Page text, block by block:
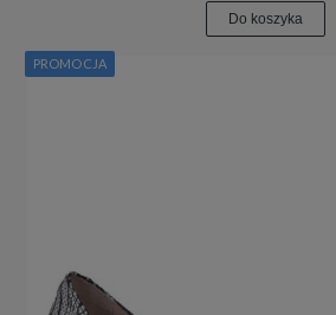
Do koszyka
PROMOCJA